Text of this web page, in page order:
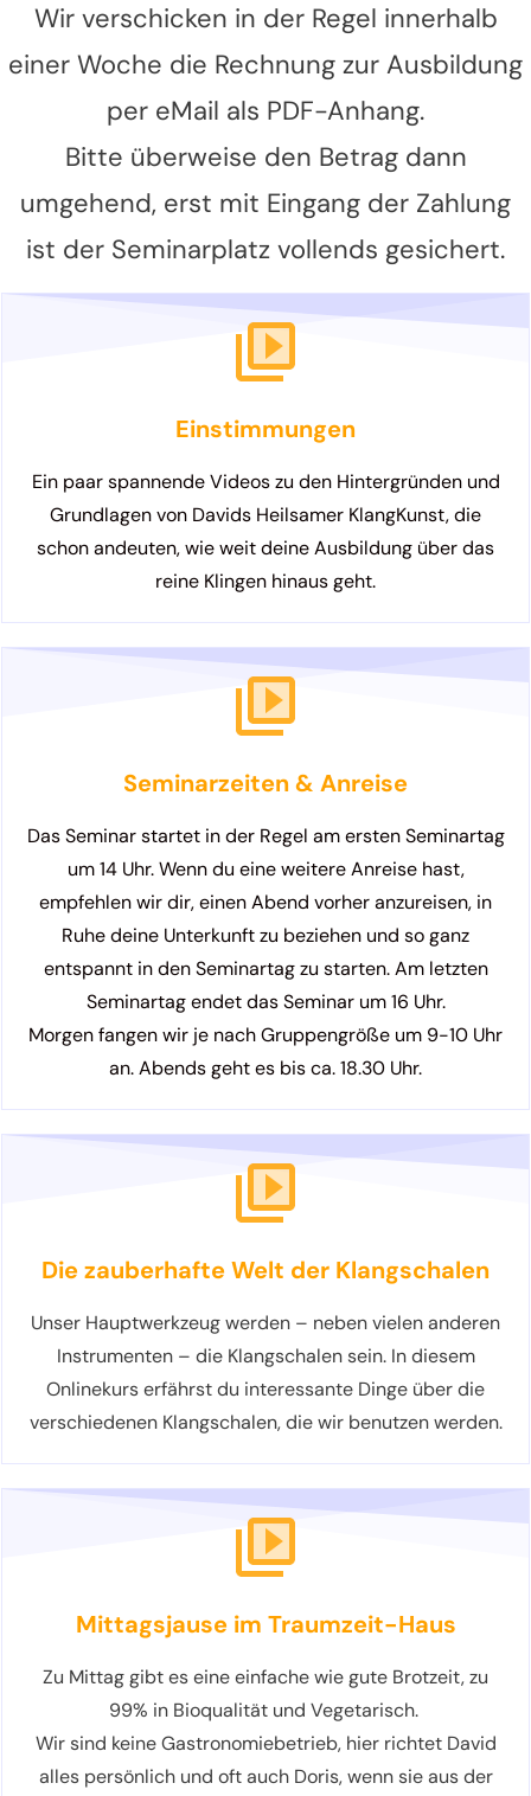
Wir verschicken in der Regel innerhalb
einer Woche die Rechnung zur Ausbildung
per eMail als PDF-Anhang.
Bitte überweise den Betrag dann
umgehend, erst mit Eingang der Zahlung
ist der Seminarplatz vollends gesichert.
Einstimmungen
Ein paar spannende Videos zu den Hintergründen und
Grundlagen von Davids Heilsamer KlangKunst, die
schon andeuten, wie weit deine Ausbildung über das
reine Klingen hinaus geht.
Seminarzeiten & Anreise
Das Seminar startet in der Regel am ersten Seminartag
um 14 Uhr. Wenn du eine weitere Anreise hast,
empfehlen wir dir, einen Abend vorher anzureisen, in
Ruhe deine Unterkunft zu beziehen und so ganz
entspannt in den Seminartag zu starten. Am letzten
Seminartag endet das Seminar um 16 Uhr.
Morgen fangen wir je nach Gruppengröße um 9-10 Uhr
an. Abends geht es bis ca. 18.30 Uhr.
Die zauberhafte Welt der Klangschalen
Unser Hauptwerkzeug werden – neben vielen anderen
Instrumenten – die Klangschalen sein. In diesem
Onlinekurs erfährst du interessante Dinge über die
verschiedenen Klangschalen, die wir benutzen werden.
Mittagsjause im Traumzeit-Haus
Zu Mittag gibt es eine einfache wie gute Brotzeit, zu
99% in Bioqualität und Vegetarisch.
Wir sind keine Gastronomiebetrieb, hier richtet David
alles persönlich und oft auch Doris, wenn sie aus der